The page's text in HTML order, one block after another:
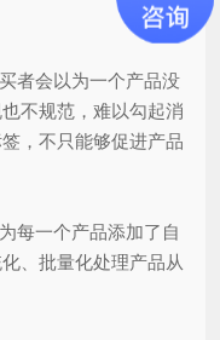
者会以为一个产品没
不规范，难以勾起消
，不只能够促进产品
一个产品添加了自
、批量化处理产品从